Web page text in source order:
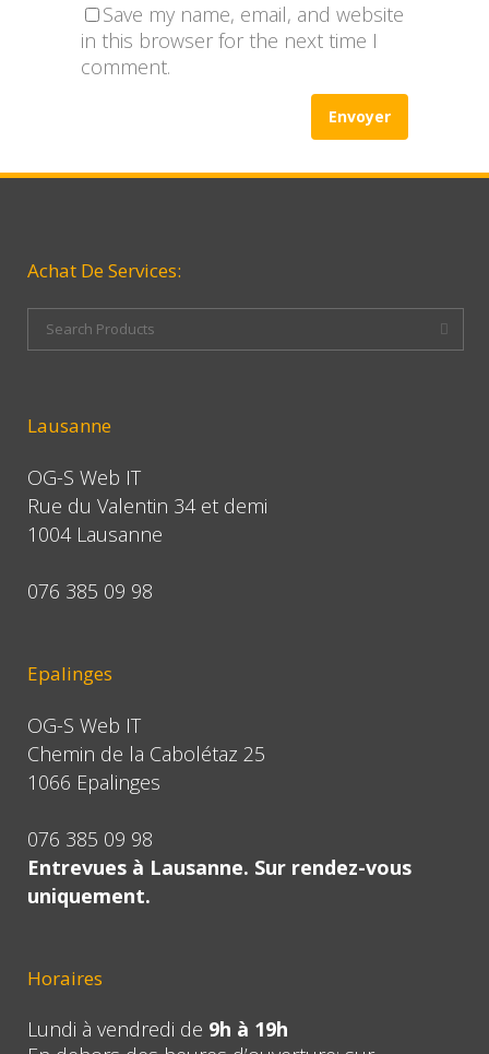
Save my name, email, and website
in this browser for the next time I
comment.
Achat De Services:
Lausanne
OG-S Web IT
Rue du Valentin 34 et demi
1004 Lausanne
076 385 09 98
Epalinges
OG-S Web IT
Chemin de la Cabolétaz 25
1066 Epalinges
076 385 09 98
Entrevues à Lausanne. Sur rendez-vous
uniquement.
Horaires
Lundi à vendredi de 9h à 19h